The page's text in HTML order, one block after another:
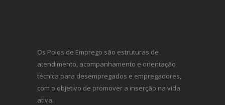
Os Polos de Emprego são estruturas de
atendimento, acompanhamento e orientação
técnica para desempregados e empregadores,
com o objetivo de promover a inserção na vida
ativa.